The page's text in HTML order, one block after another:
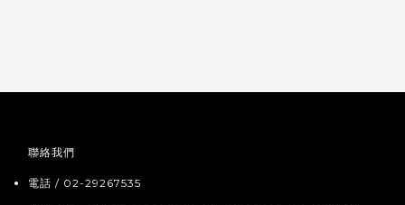
聯絡我們
電話 / 02-29267535